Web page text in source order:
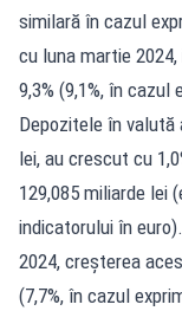
similară în cazul
cu luna martie
9,3% (9,1%, în cazul
Depozitele în valută
lei, au crescut cu
129,085 miliarde lei
indicatorului în
2024, creșterea
(7,7%, în cazul